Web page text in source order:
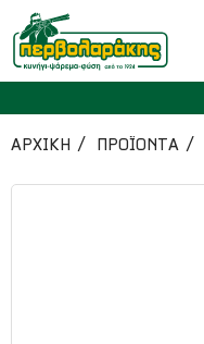
ΑΡΧΙΚΉ ΠΡΟΪΟΝΤΑ